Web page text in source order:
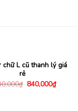
chữ L cũ thanh lý giá
rẻ
₫ Giá
840,000₫Giá
hiện